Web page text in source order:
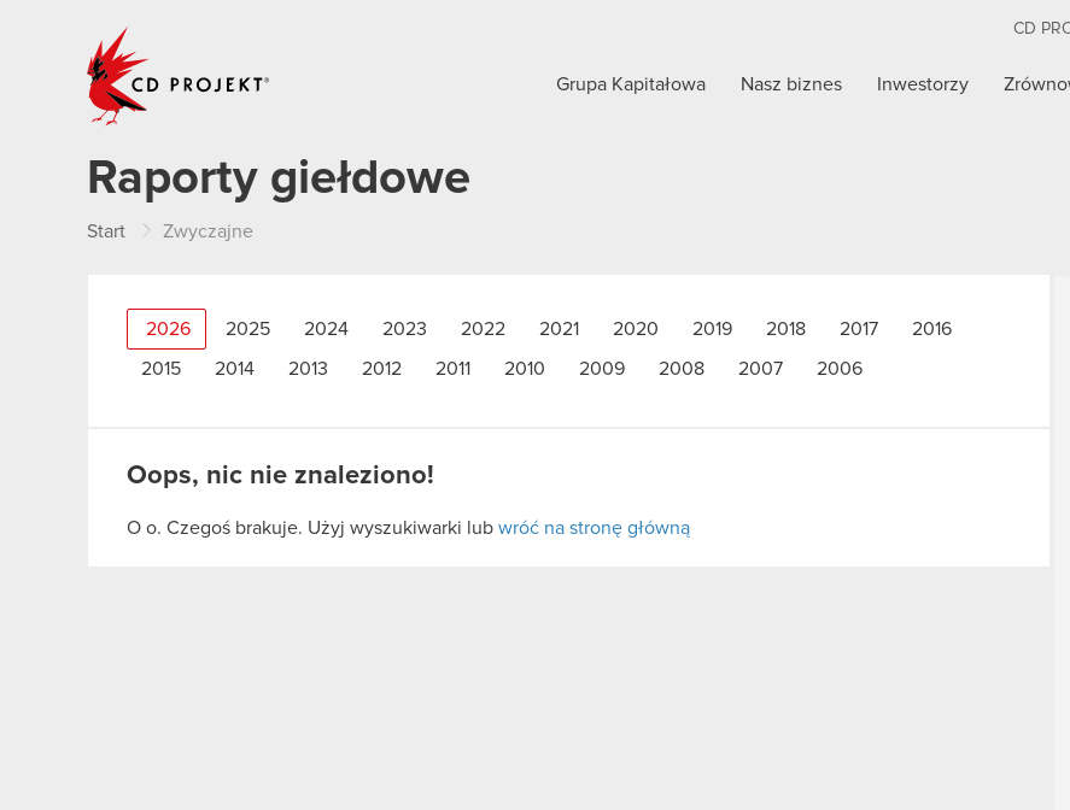
CD
Grupa Kapitałowa Nasz biznes Inwestorzy
Raporty giełdowe
Start Zwyczajne
2026 2025 2024 2023 2022 2021 2020 2019 2018 2017 2016
2015 2014 2013 2012 2011 2010 2009 2008 2007 2006
Oops, nic nie znaleziono!
O o. Czegoś brakuje. Użyj wyszukiwarki lub wróć na stronę główną